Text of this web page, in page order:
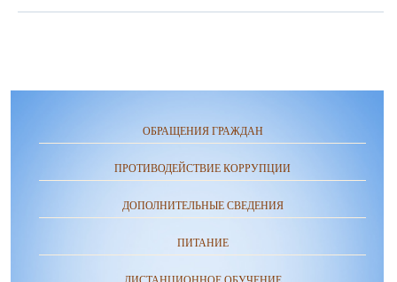
ОБРАЩЕНИЯ ГРАЖДАН
ПРОТИВОДЕЙСТВИЕ КОРРУПЦИИ
ДОПОЛНИТЕЛЬНЫЕ СВЕДЕНИЯ
ПИТАНИЕ